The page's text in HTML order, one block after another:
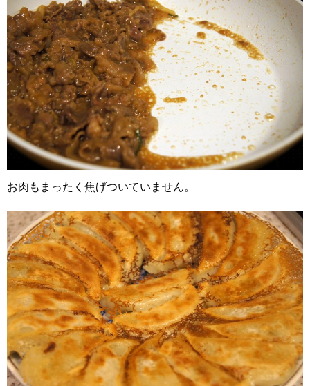
お肉もまったく焦げついていません。